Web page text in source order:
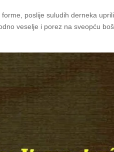
poslije suludih derneka
veselje i porez na sveopću